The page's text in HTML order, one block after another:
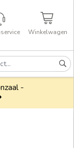
Winkelwagen
-